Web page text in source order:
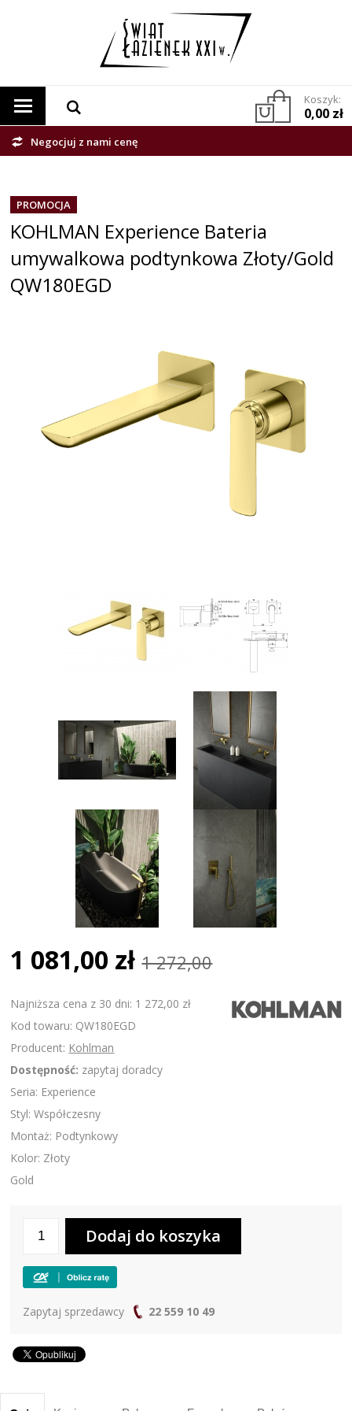
Koszyk:
0,00 zł
Negocjuj z nami cenę
PROMOCJA
KOHLMAN Experience Bateria
umywalkowa podtynkowa Złoty/Gold
QW180EGD
1 081,00 zł 1 272,00
Najniższa cena z 30 dni: 1 272,00 zł
Kod towaru: QW180EGD
Producent: Kohlman
Dostępność: zapytaj doradcy
Seria: Experience
Styl: Współczesny
Montaż: Podtynkowy
Kolor: Złoty
Gold
Zapytaj sprzedawcy 22 559 10 49